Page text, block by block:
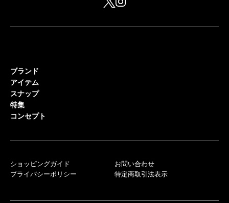
ブランド
アイテム
スナップ
特集
コンセプト
ショッピングガイド
プライバシーポリシー
お問い合わせ
特定商取引法表示